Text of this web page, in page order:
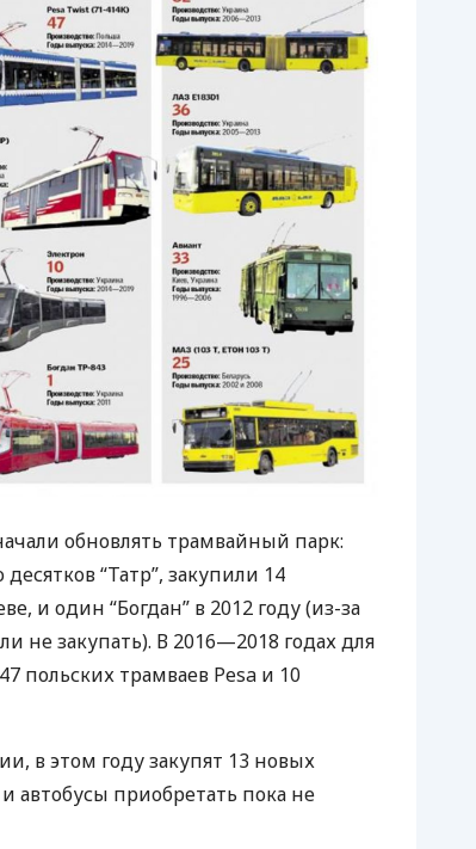
обновлять трамвайный парк:
“Татр”, закупили 14
и один “Богдан” в 2012 году (из-за
не закупать). В 2016—2018 годах для
польских трамваев Pesa и 10
в этом году закупят 13 новых
автобусы приобретать пока не